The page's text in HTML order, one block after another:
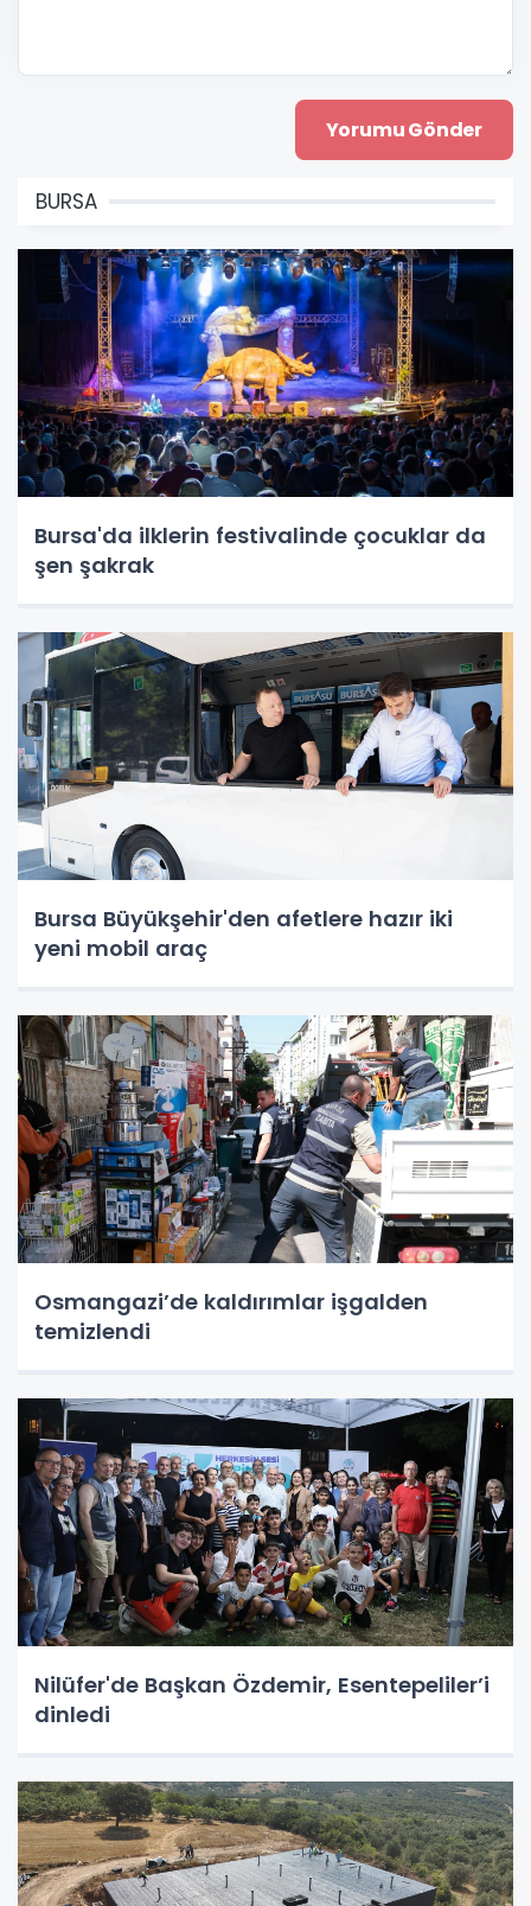
BURSA
Bursa'da ilklerin festivalinde çocuklar da
şen şakrak
Bursa Büyükşehir'den afetlere hazır iki
yeni mobil araç
Osmangazi’de kaldırımlar işgalden
temizlendi
Nilüfer'de Başkan Özdemir, Esentepeliler’i
dinledi